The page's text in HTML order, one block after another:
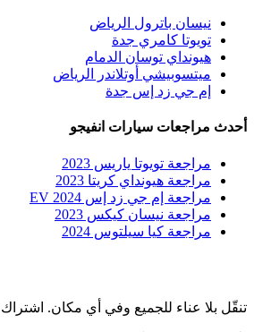
نيسان باترول الرياض
تويوتا كامري جدة
هيونداي توسان الدمام
ميتسوبيشي أوتلاندر الرياض
إم جي زد إس جدة
أحدث مراجعات سيارات انفيجو
مراجعة تويوتا ياريس 2023
مراجعة هيونداي كريتا 2023
مراجعة إم جي زد إس EV 2024
مراجعة نيسان كيكس 2023
مراجعة كيا سيلتوس 2024
تنقّل بلا عناء للجميع وفي أي مكان.